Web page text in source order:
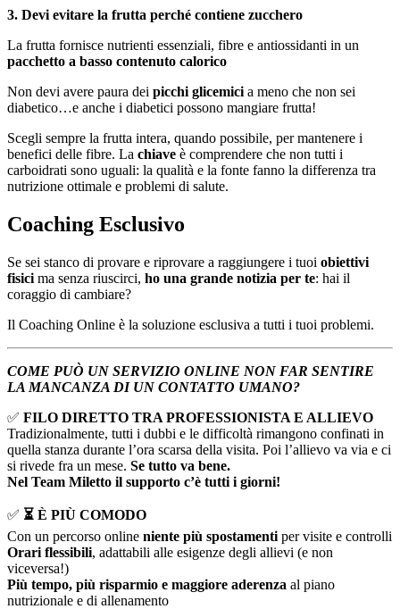
3. Devi evitare la frutta perché contiene zucchero
La frutta fornisce nutrienti essenziali, fibre e antiossidanti in un
pacchetto a basso contenuto calorico
Non devi avere paura dei picchi glicemici a meno che non sei
diabetico…e anche i diabetici possono mangiare frutta!
Scegli sempre la frutta intera, quando possibile, per mantenere i
benefici delle fibre. La chiave è comprendere che non tutti i
carboidrati sono uguali: la qualità e la fonte fanno la differenza tra
nutrizione ottimale e problemi di salute.
Coaching Esclusivo
Se sei stanco di provare e riprovare a raggiungere i tuoi obiettivi
fisici ma senza riuscirci, ho una grande notizia per te: hai il
coraggio di cambiare?
Il Coaching Online è la soluzione esclusiva a tutti i tuoi problemi.
COME PUÒ UN SERVIZIO ONLINE NON FAR SENTIRE
LA MANCANZA DI UN CONTATTO UMANO?
✅ FILO DIRETTO TRA PROFESSIONISTA E ALLIEVO
Tradizionalmente, tutti i dubbi e le difficoltà rimangono confinati in
quella stanza durante l’ora scarsa della visita. Poi l’allievo va via e ci
si rivede fra un mese. Se tutto va bene.
Nel Team Miletto il supporto c’è tutti i giorni!
✅ ⏳ È PIÙ COMODO
Con un percorso online niente più spostamenti per visite e controlli
Orari flessibili, adattabili alle esigenze degli allievi (e non
viceversa!)
Più tempo, più risparmio e maggiore aderenza al piano
nutrizionale e di allenamento